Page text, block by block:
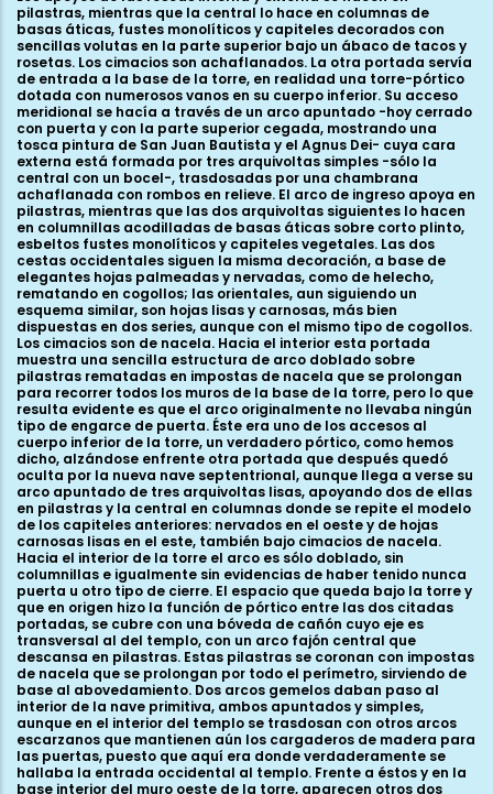
pilastras, mientras que la central lo hace en columnas de
basas áticas, fustes monolíticos y capiteles decorados con
sencillas volutas en la parte superior bajo un ábaco de tacos y
rosetas. Los cimacios son achaflanados. La otra portada servía
de entrada a la base de la torre, en realidad una torre-pórtico
dotada con numerosos vanos en su cuerpo inferior. Su acceso
meridional se hacía a través de un arco apuntado -hoy cerrado
con puerta y con la parte superior cegada, mostrando una
tosca pintura de San Juan Bautista y el Agnus Dei- cuya cara
externa está formada por tres arquivoltas simples -sólo la
central con un bocel-, trasdosadas por una chambrana
achaflanada con rombos en relieve. El arco de ingreso apoya en
pilastras, mientras que las dos arquivoltas siguientes lo hacen
en columnillas acodilladas de basas áticas sobre corto plinto,
esbeltos fustes monolíticos y capiteles vegetales. Las dos
cestas occidentales siguen la misma decoración, a base de
elegantes hojas palmeadas y nervadas, como de helecho,
rematando en cogollos; las orientales, aun siguiendo un
esquema similar, son hojas lisas y carnosas, más bien
dispuestas en dos series, aunque con el mismo tipo de cogollos.
Los cimacios son de nacela. Hacia el interior esta portada
muestra una sencilla estructura de arco doblado sobre
pilastras rematadas en impostas de nacela que se prolongan
para recorrer todos los muros de la base de la torre, pero lo que
resulta evidente es que el arco originalmente no llevaba ningún
tipo de engarce de puerta. Éste era uno de los accesos al
cuerpo inferior de la torre, un verdadero pórtico, como hemos
dicho, alzándose enfrente otra portada que después quedó
oculta por la nueva nave septentrional, aunque llega a verse su
arco apuntado de tres arquivoltas lisas, apoyando dos de ellas
en pilastras y la central en columnas donde se repite el modelo
de los capiteles anteriores: nervados en el oeste y de hojas
carnosas lisas en el este, también bajo cimacios de nacela.
Hacia el interior de la torre el arco es sólo doblado, sin
columnillas e igualmente sin evidencias de haber tenido nunca
puerta u otro tipo de cierre. El espacio que queda bajo la torre y
que en origen hizo la función de pórtico entre las dos citadas
portadas, se cubre con una bóveda de cañón cuyo eje es
transversal al del templo, con un arco fajón central que
descansa en pilastras. Estas pilastras se coronan con impostas
de nacela que se prolongan por todo el perímetro, sirviendo de
base al abovedamiento. Dos arcos gemelos daban paso al
interior de la nave primitiva, ambos apuntados y simples,
aunque en el interior del templo se trasdosan con otros arcos
escarzanos que mantienen aún los cargaderos de madera para
las puertas, puesto que aquí era donde verdaderamente se
hallaba la entrada occidental al templo. Frente a éstos y en la
base interior del muro oeste de la torre, aparecen otros dos